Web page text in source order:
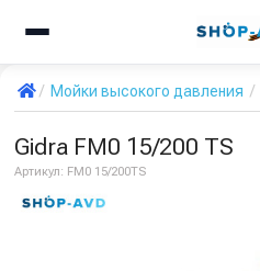
Мойки высокого давления
Gidra FM0 15/200 TS
Артикул: FM0 15/200TS